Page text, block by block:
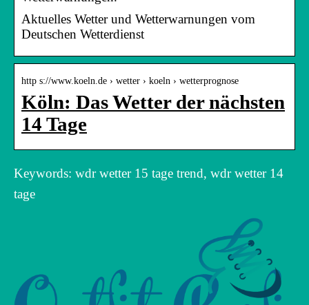
Aktuelles Wetter und Wetterwarnungen vom
Deutschen Wetterdienst
http s://www.koeln.de › wetter › koeln › wetterprognose
Köln: Das Wetter der nächsten
14 Tage
Keywords: wdr wetter 15 tage trend, wdr wetter 14
tage